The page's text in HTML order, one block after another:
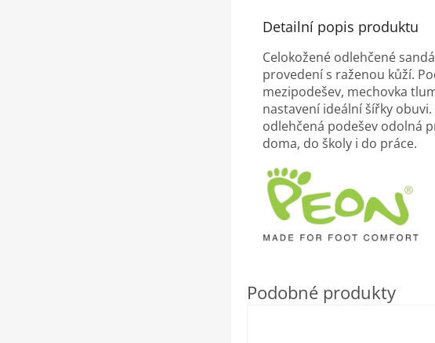
Detailní popis produktu
Celokožené odlehčené
provedení s raženou kůží.
mezipodešev, mechovka
nastavení ideální šířky
odlehčená podešev odolná
doma, do školy i do práce.